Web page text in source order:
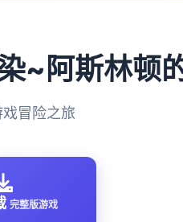
~阿斯林顿
冒险之旅
完整版游戏